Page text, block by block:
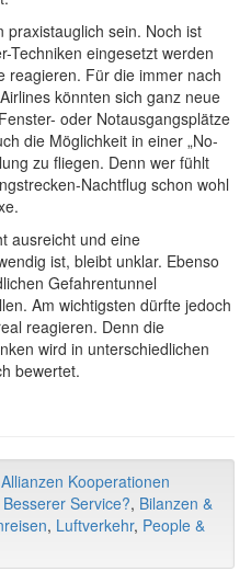
praxistauglich sein. Noch ist
Techniken eingesetzt werden
reagieren. Für die immer nach
könnten sich ganz neue
oder Notausgangsplätze
die Möglichkeit in einer „No-
zu fliegen. Denn wer fühlt
Nachtflug schon wohl
ausreicht und eine
ist, bleibt unklar. Ebenso
Gefahrentunnel
Am wichtigsten dürfte jedoch
reagieren. Denn die
wird in unterschiedlichen
bewertet.
Allianzen Kooperationen
Besserer Service?, Bilanzen &
, Luftverkehr, People &